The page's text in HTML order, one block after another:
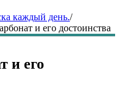
каждый день./
и его достоинства
и его